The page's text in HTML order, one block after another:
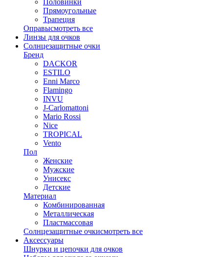
Прямоугольные
Трапеция
Оправысмотреть все
Линзы для очков
Солнцезащитные очки
Бренд
DACKOR
ESTILO
Enni Marco
Flamingo
INVU
J-Carlomattoni
Mario Rossi
Nice
TROPICAL
Vento
Пол
Женские
Мужские
Унисекс
Детские
Материал
Комбинированная
Металлическая
Пластмассовая
Солнцезащитные очкисмотреть все
Аксессуары
Шнурки и цепочки для очков